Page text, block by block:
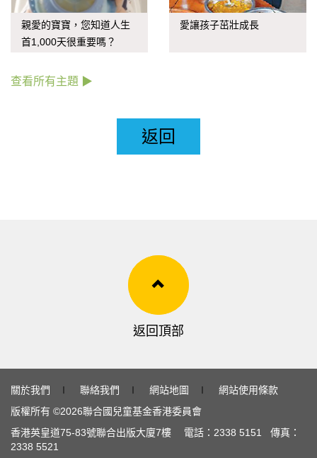
親愛的寶寶，您知道人生
首1,000天很重要嗎？
愛讓孩子茁壯成長
查看所有主題 ▶
返回
返回頂部
關於我們 ∣ 聯絡我們 ∣ 網站地圖 ∣
網站使用條款
版權所有 ©2026聯合國兒童基金香港委員會
香港英皇道75-83號聯合出版大廈7樓 電話： 2338 5151
傳真：
2338 5521